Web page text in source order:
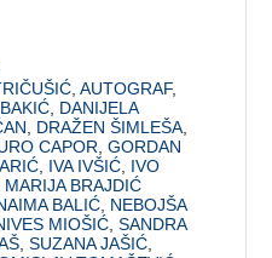
,AUTOGRAF,
DANIJELA
DRAŽEN ŠIMLEŠA
CAPOR ,GORDAN
IVA IVŠIĆ IVO
MARIJA BRAJDIĆ
BALIĆ NEBOJŠA
MIOŠIĆ ,SANDRA
,SUZANA JAŠIĆ